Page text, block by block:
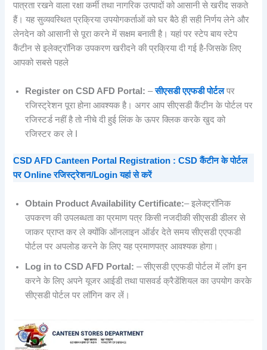
पात्रता रखने वाला रक्षा कर्मी तथा नागरिक उत्पादों को आसानी से खरीद सकते
हैं। यह सुव्यवस्थित प्रक्रिया उपयोगकर्ताओं को घर बैठे ही सही निर्णय लेने और
लेनदेन को आसानी से पूरा करने में सक्षम बनाती है। यहां पर स्टेप बाय स्टेप
कैंटीन से इलेक्ट्रॉनिक उपकरण खरीदने की प्रक्रिया दी गई है-जिसके लिए
आपको सबसे पहले
Register on CSD AFD Portal: –सीएसडी एएफडी पोर्टलपर
रजिस्ट्रेशन पूरा होना आवश्यक है। अगर आप सीएसडी कैंटीन के पोर्टल पर
रजिस्टर्ड नहीं है तो नीचे दी हुई लिंक के ऊपर क्लिक करके खुद को
रजिस्टर कर ले I
CSD AFD Canteen Portal Registration : CSD कैंटीन के पोर्टल
पर Online रजिस्ट्रेशन/Login यहां से करें
Obtain Product Availability Certificate:– इलेक्ट्रॉनिक
उपकरण की उपलब्धता का प्रमाण पत्र किसी नजदीकी सीएसडी डीलर से
जाकर प्राप्त कर ले क्योंकि ऑनलाइन ऑर्डर देते समय सीएसडी एएफडी
पोर्टल पर अपलोड करने के लिए यह प्रमाणपत्र आवश्यक होगा।
Log in to CSD AFD Portal: – सीएसडी एएफडी पोर्टल में लॉग इन
करने के लिए अपने यूजर आईडी तथा पासवर्ड क्रैडेंशियल का उपयोग करके
सीएसडी पोर्टल पर लॉगिन कर लें।